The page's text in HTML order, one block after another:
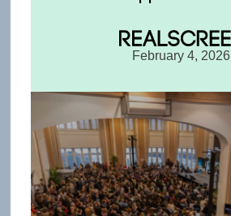
February 4, 2026